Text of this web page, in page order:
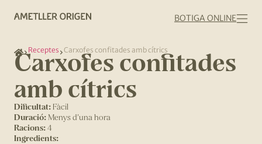
BOTIGA ONLINE
Receptes Carxofes confitades amb cítrics
Carxofes confitades
amb cítrics
Dificultat: Fàcil
Duració: Menys d'una hora
Racions:4
Ingredients: